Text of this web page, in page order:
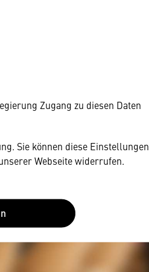
Zugang zu diesen Daten
Sie können diese Einstellungen
Webseite widerrufen.